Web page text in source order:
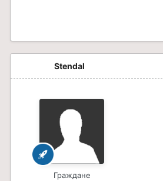
Stendal
Граждане